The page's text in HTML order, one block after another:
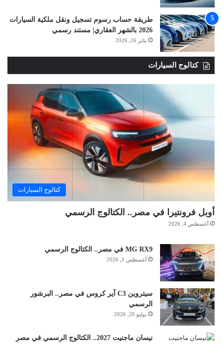
طريقة حساب رسوم تسجيل ونقل ملكية السيارات
2026 بالشهر العقاري| مستند رسمي
يناير 26, 2026
كتالوج السيارات
كتالوج السيارات
أوبل فرونتيرا في مصر.. الكتالوج الرسمي
أغسطس 4, 2026
MG RX9 في مصر.. الكتالوج الرسمي
أغسطس 3, 2026
سيتروين C3 آير كروس في مصر.. البرشور
الرسمي
يوليو 28, 2026
نيسان ماجنيت 2027.. الكتالوج الرسمي في مصر